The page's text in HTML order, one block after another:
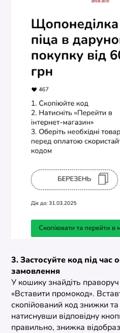
3. Застосуйте код під час
замовлення
У кошику знайдіть
«Вставити промокод».
скопійований код знижки та
натиснувши відповідну
правильно, знижка